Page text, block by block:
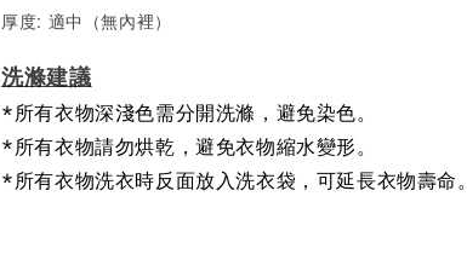
厚度: 適中（無內裡）
洗滌建議
*所有衣物深淺色需分開洗滌，避免染色。
*所有衣物請勿烘乾，避免衣物縮水變形。
*所有衣物洗衣時反面放入洗衣袋，可延長衣物壽命。